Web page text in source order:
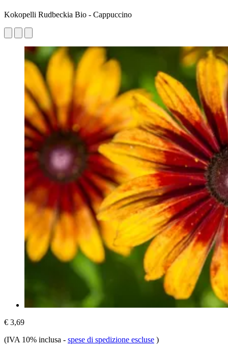
Kokopelli Rudbeckia Bio - Cappuccino
€ 3,69
(IVA 10% inclusa - spese di spedizione escluse )